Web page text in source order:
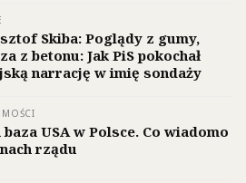
Skiba: Poglądy z gumy,
z betonu: Jak PiS pokochał
narrację w imię sondaży
baza USA w Polsce. Co wiadomo
rządu